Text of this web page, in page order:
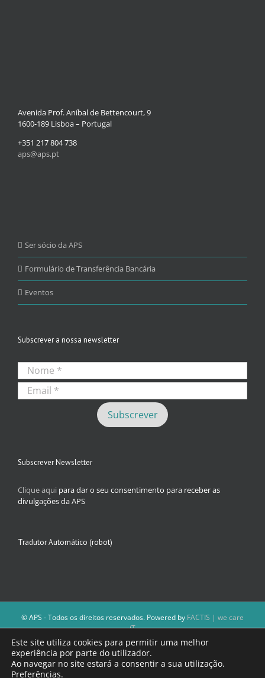
Avenida Prof. Aníbal de Bettencourt, 9
1600-189 Lisboa – Portugal
+351 217 804 738
aps@aps.pt
Ser sócio da APS
Formulário de Transferência Bancária
Eventos
Subscrever a nossa newsletter
Subscrever Newsletter
Clique aqui para dar o seu consentimento para receber as
divulgações da APS
Tradutor Automático (robot)
© APS - Todos os direitos reservados. Powered by FACTIS | we care
iT
A Direção da APS reserva-se o direito de não publicar conteúdos que
violem as leis nacionais.
Os textos assinados e as imagens depositadas são da inteira
Este site utiliza cookies para permitir uma melhor
experiência por parte do utilizador.
Ao navegar no site estará a consentir a sua utilização.
Preferências.